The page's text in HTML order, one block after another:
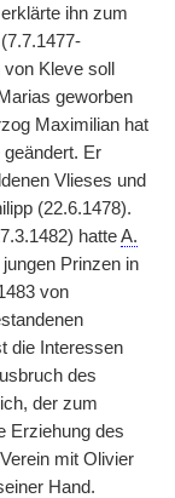
ihn zum
Kleve soll
geworben
Maximilian hat
Er
Vlieses und
(22.6.1478).
hatteA.
Prinzen in
von
die Interessen
des
der zum
Erziehung des
mit Olivier
Hand.